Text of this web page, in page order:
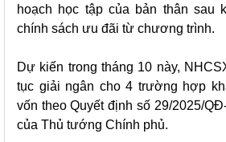
hoạch học tập của bản thân sau
chính sách ưu đãi từ chương trình.
Dự kiến trong tháng 10 này,
tục giải ngân cho 4 trường hợp
vốn theo Quyết định số 29/2025/
của Thủ tướng Chính phủ.